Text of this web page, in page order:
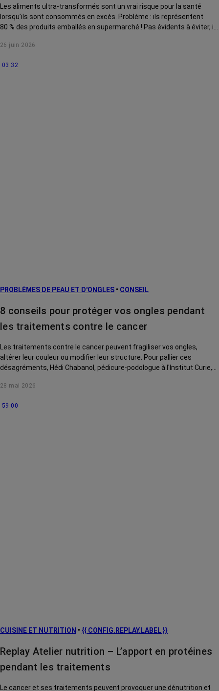
Les aliments ultra-transformés sont un vrai risque pour la santé
lorsqu’ils sont consommés en excès. Problème : ils représentent
80 % des produits emballés en supermarché ! Pas évidents à éviter, ils
reconnaître et s'en passer.
26 juin 2026
03:32
PROBLÈMES DE PEAU ET D'ONGLES • CONSEIL
8 conseils pour protéger vos ongles pendant
les traitements contre le cancer
Les traitements contre le cancer peuvent fragiliser vos ongles,
altérer leur couleur ou modifier leur structure. Pour pallier ces
désagréments, Hédi Chabanol, pédicure-podologue à l'Institut Curie,
28 mai 2026
59:00
CUISINE ET NUTRITION • {{ CONFIG.REPLAY.LABEL }}
Replay Atelier nutrition – L’apport en protéines
pendant les traitements
Le cancer et ses traitements peuvent provoquer une dénutrition et